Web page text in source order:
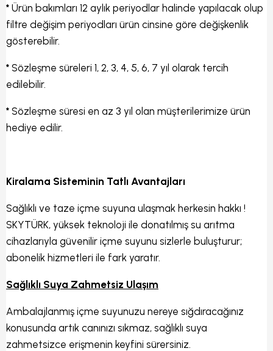
* Ürün bakımları 12 aylık periyodlar halinde yapılacak olup
filtre değişim periyodları ürün cinsine göre değişkenlik
gösterebilir.
* Sözleşme süreleri 1, 2, 3, 4, 5, 6, 7 yıl olarak tercih
edilebilir.
* Sözleşme süresi en az 3 yıl olan müşterilerimize ürün
hediye edilir.
Kiralama Sisteminin Tatlı Avantajları
Sağlıklı ve taze içme suyuna ulaşmak herkesin hakkı !
SKYTÜRK, yüksek teknoloji ile donatılmış su arıtma
cihazlarıyla güvenilir içme suyunu sizlerle buluşturur;
abonelik hizmetleri ile fark yaratır.
Sağlıklı Suya Zahmetsiz Ulaşım
Ambalajlanmış içme suyunuzu nereye sığdıracağınız
konusunda artık canınızı sıkmaz, sağlıklı suya
zahmetsizce erişmenin keyfini sürersiniz.